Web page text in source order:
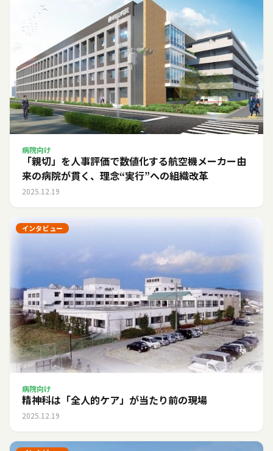
病院向け
「親切」を人事評価で数値化する――航空機メーカー由
来の病院が貫く、理念“実行”への組織改革
2025.12.19
インタビュー
病院向け
精神科は「全人的ケア」が当たり前の現場
2025.12.19